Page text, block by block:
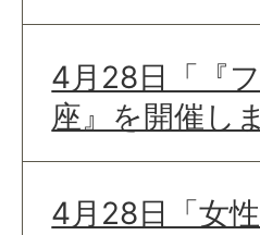
4月28日「『
座』を開催し
4月28日「女